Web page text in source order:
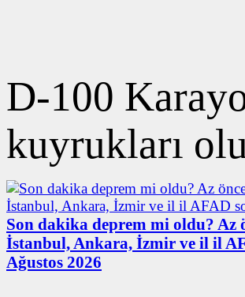
D-100
kuyrukları
Son dakika deprem mi oldu? Az
İstanbul, Ankara, İzmir ve il il
Ağustos 2026